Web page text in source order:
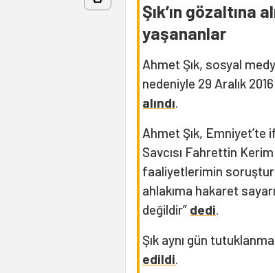
Şık’ın gözaltına
yaşananlar
Ahmet Şık, sosyal
nedeniyle 29 Aralık
alındı.
Ahmet Şık, Emniyet’te
Savcısı Fahrettin
faaliyetlerimin
ahlakıma hakaret
değildir” dedi.
Şık aynı gün
edildi.